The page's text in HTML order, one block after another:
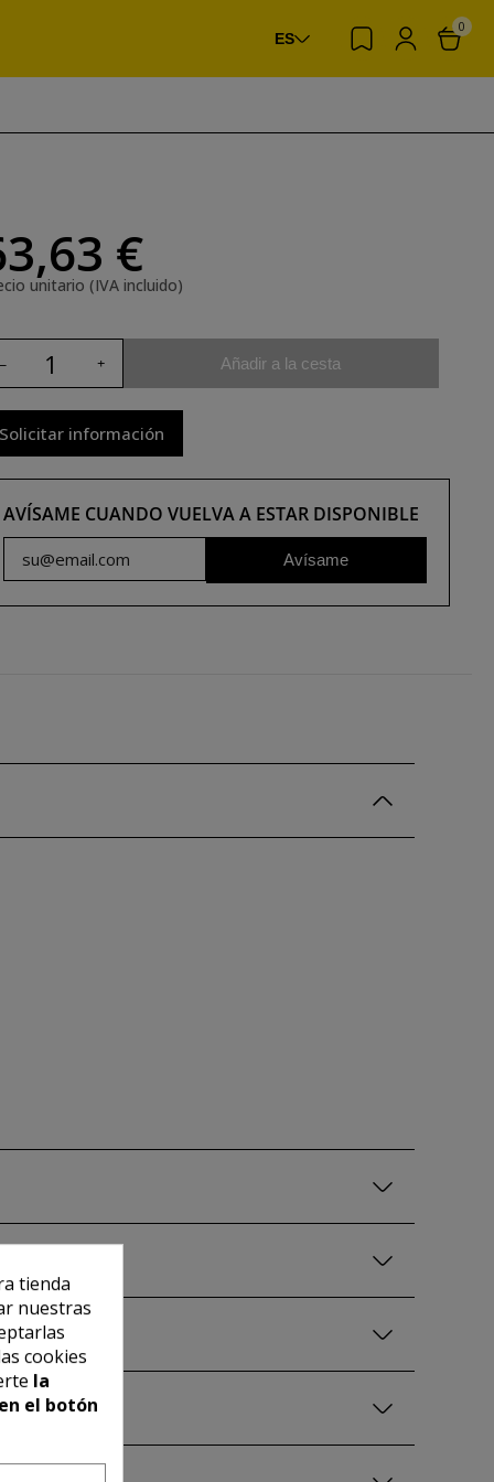
ES
0
€
unitario (IVA incluido)
Añadir a la cesta
información
AVÍSAME CUANDO VUELVA A ESTAR DISPONIBLE
Avísame
tienda
nuestras
cookies
la
el botón